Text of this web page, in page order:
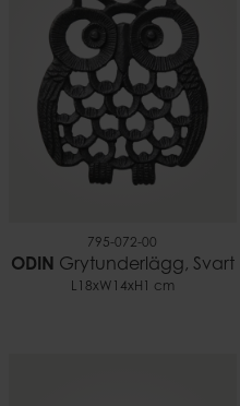
795-072-00
ODIN Grytunderlägg, Svart
L18xW14xH1 cm